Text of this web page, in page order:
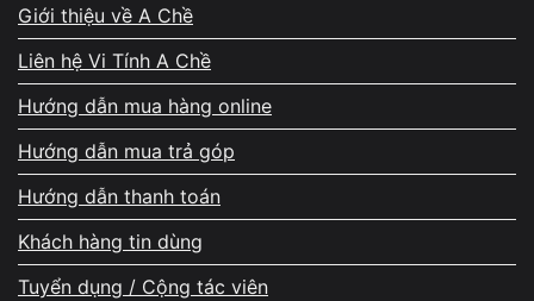
ngày hôm sau. Cam kết giao dịch rõ ràng từ
đầu đến cuối.
Hỗ trợ đổi máy nếu cần nâng
cấp
Giới thiệu về A Chề
Liên hệ Vi Tính A Chề
Hướng dẫn mua hàng online
Hướng dẫn mua trả góp
Hướng dẫn thanh toán
Khách hàng tin dùng
Tuyển dụng / Cộng tác viên